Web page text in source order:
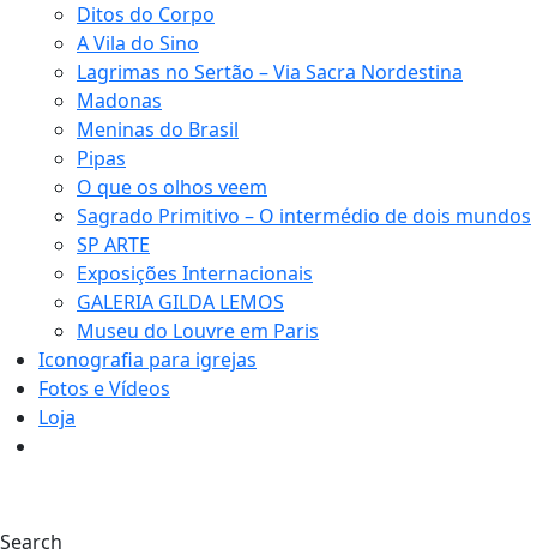
Ditos do Corpo
A Vila do Sino
Lagrimas no Sertão – Via Sacra Nordestina
Madonas
Meninas do Brasil
Pipas
O que os olhos veem
Sagrado Primitivo – O intermédio de dois mundos
SP ARTE
Exposições Internacionais
GALERIA GILDA LEMOS
Museu do Louvre em Paris
Iconografia para igrejas
Fotos e Vídeos
Loja
Search